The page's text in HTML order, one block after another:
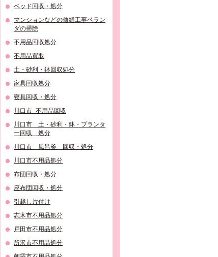
ベッド回収・処分
マンションなどの修繕工事ベラン
ダの掃除
不用品回収処分
不用品買取
土・砂利・鉢回収処分
家具回収処分
寝具回収・処分
川口市_不用品回収
川口市 土・砂利・鉢・プランタ
ー回収 処分
川口市 風呂釜 回収・処分
川口市不用品処分
布団回収・処分
座布団回収・処分
引越し片付け
志木市不用品処分
戸田市不用品処分
所沢市不用品処分